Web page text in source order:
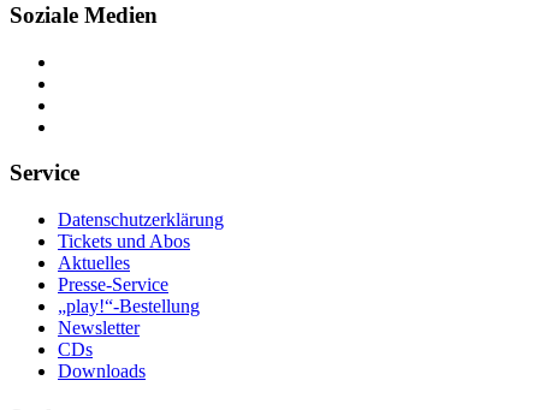
Soziale Medien
Service
Datenschutzerklärung
Tickets und Abos
Aktuelles
Presse-Service
„play!“-Bestellung
Newsletter
CDs
Downloads